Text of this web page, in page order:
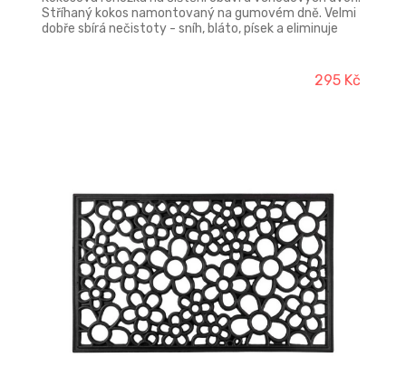
Stříhaný kokos namontovaný na gumovém dně. Velmi
dobře sbírá nečistoty - sníh, bláto, písek a eliminuje
295 Kč